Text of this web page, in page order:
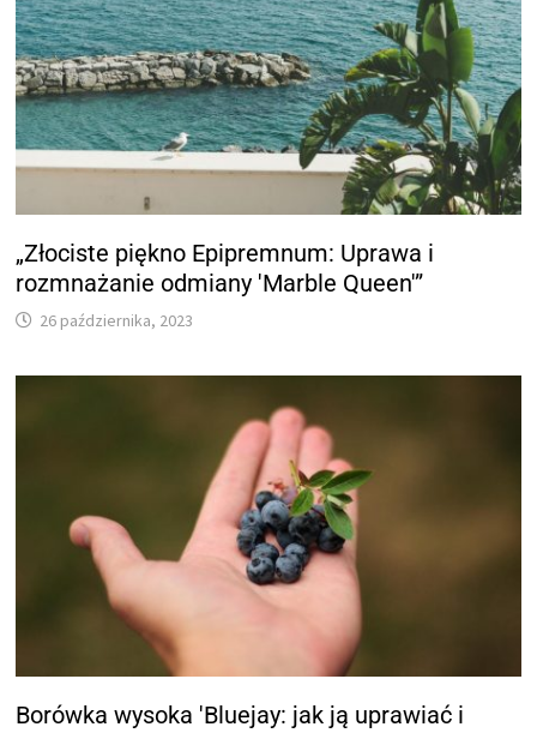
„Złociste piękno Epipremnum: Uprawa i
rozmnażanie odmiany 'Marble Queen'”
26 października, 2023
Borówka wysoka 'Bluejay: jak ją uprawiać i